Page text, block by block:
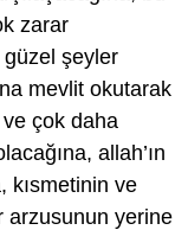
zarar
şeyler
mevlit okutarak
çok daha
allah’ın
kısmetinin ve
arzusunun yerine